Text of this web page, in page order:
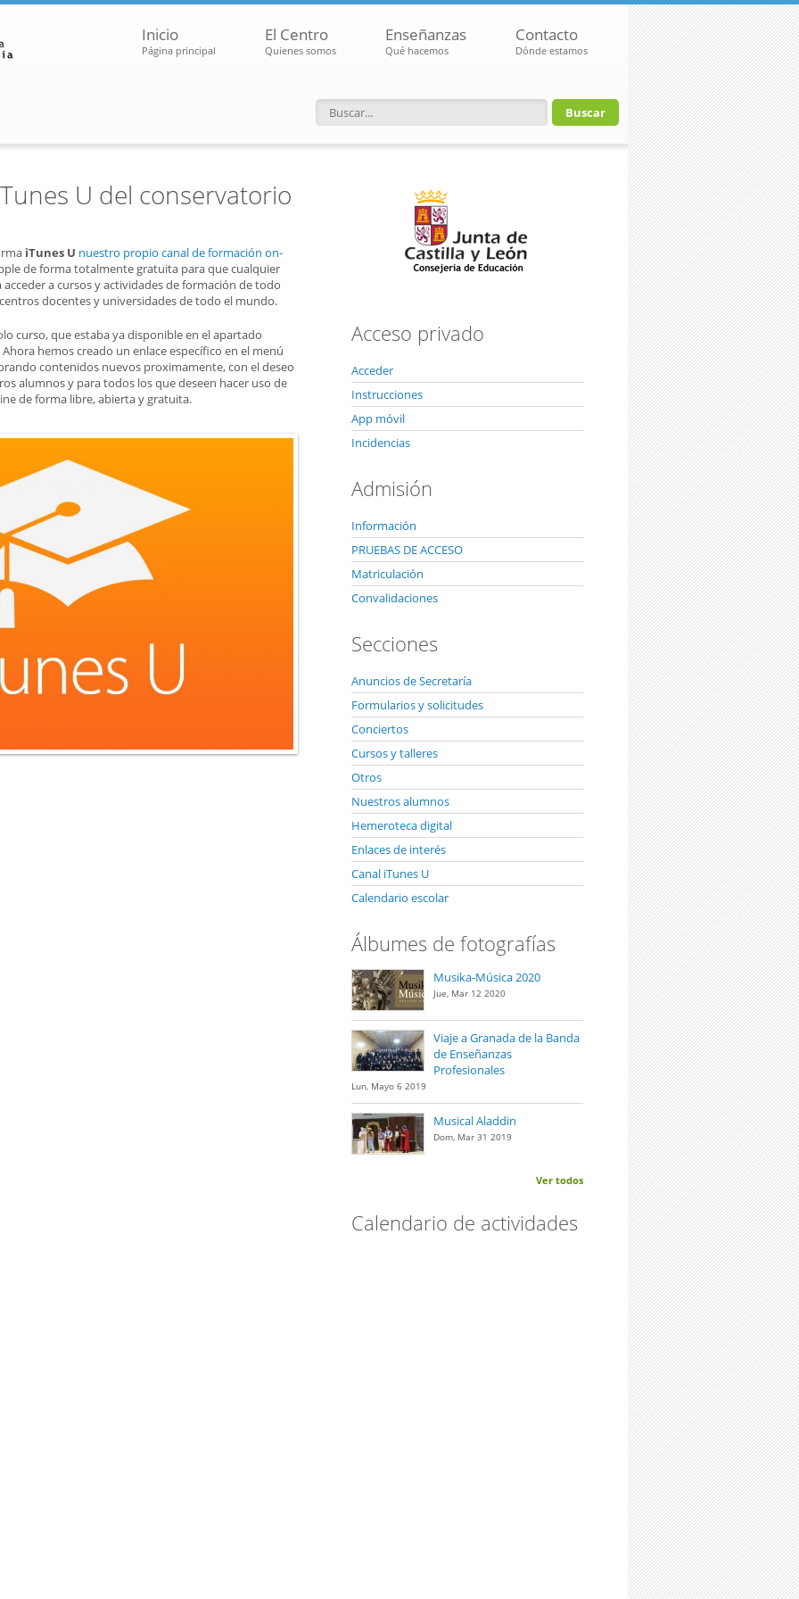
Inicio
Página principal
El Centro
Quienes somos
Enseñanzas
Qué hacemos
Contacto
Dónde estamos
Formulario de búsqueda
U del conservatorio
iTunes U nuestro propio canal de formación on-
de forma totalmente gratuita para que cualquier
a cursos y actividades de formación de todo
docentes y universidades de todo el mundo.
curso, que estaba ya disponible en el apartado
hemos creado un enlace específico en el menú
contenidos nuevos proximamente, con el deseo
alumnos y para todos los que deseen hacer uso de
de forma libre, abierta y gratuita.
Acceso privado
Acceder
Instrucciones
App móvil
Incidencias
Admisión
Información
PRUEBAS DE ACCESO
Matriculación
Convalidaciones
Secciones
Anuncios de Secretaría
Formularios y solicitudes
Conciertos
Cursos y talleres
Otros
Nuestros alumnos
Hemeroteca digital
Enlaces de interés
Canal iTunes U
Calendario escolar
Álbumes de fotografías
Musika-Música 2020
Jue, Mar 12 2020
Viaje a Granada de la Banda
de Enseñanzas
Profesionales
Lun, Mayo 6 2019
Musical Aladdin
Dom, Mar 31 2019
Ver todos
Calendario de actividades